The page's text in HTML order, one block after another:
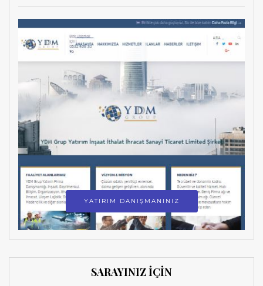
YATIRIM DANIŞMANINIZ
SARAYINIZ İÇİN